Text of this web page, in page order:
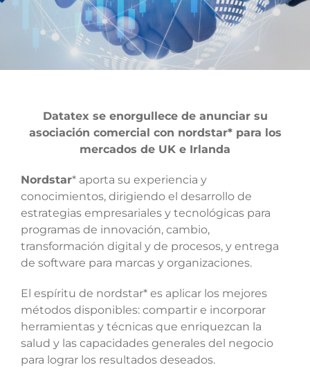
Datatex se enorgullece de anunciar su
asociación comercial con nordstar* para los
mercados de UK e Irlanda
Nordstar* aporta su experiencia y
conocimientos, dirigiendo el desarrollo de
estrategias empresariales y tecnológicas para
programas de innovación, cambio,
transformación digital y de procesos, y entrega
de software para marcas y organizaciones.
El espíritu de nordstar* es aplicar los mejores
métodos disponibles: compartir e incorporar
herramientas y técnicas que enriquezcan la
salud y las capacidades generales del negocio
para lograr los resultados deseados.